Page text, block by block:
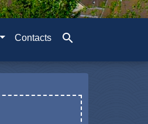
Contacts search